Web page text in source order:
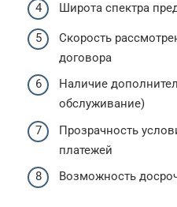
Широта спектра
Скорость
договора
Наличие
обслуживание)
Прозрачность
платежей
Возможность